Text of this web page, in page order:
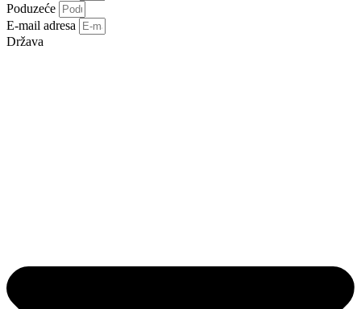
Poduzeće
E-mail adresa
Država